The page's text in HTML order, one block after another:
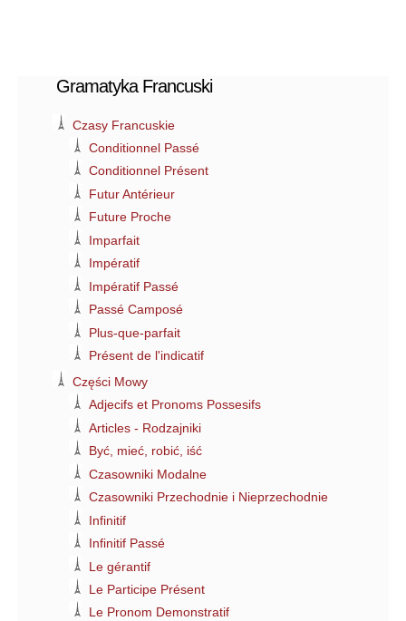
Gramatyka Francuski
Czasy Francuskie
Conditionnel Passé
Conditionnel Présent
Futur Antérieur
Future Proche
Imparfait
Impératif
Impératif Passé
Passé Camposé
Plus-que-parfait
Présent de l'indicatif
Części Mowy
Adjecifs et Pronoms Possesifs
Articles - Rodzajniki
Być, mieć, robić, iść
Czasowniki Modalne
Czasowniki Przechodnie i Nieprzechodnie
Infinitif
Infinitif Passé
Le gérantif
Le Participe Présent
Le Pronom Demonstratif